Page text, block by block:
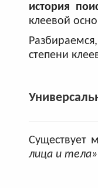
история
клеевой
степени
Существует
лица и тела»